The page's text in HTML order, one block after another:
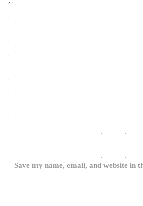
Save my name, email, and website in